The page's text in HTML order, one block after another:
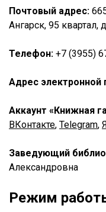
Почтовый адрес:
Ангарск, 95 квартал,
Телефон: +7 (3955)
Адрес электронной
Аккаунт «Книжная
ВКонтакте, Telegram,
Заведующий
Александровна
Режим